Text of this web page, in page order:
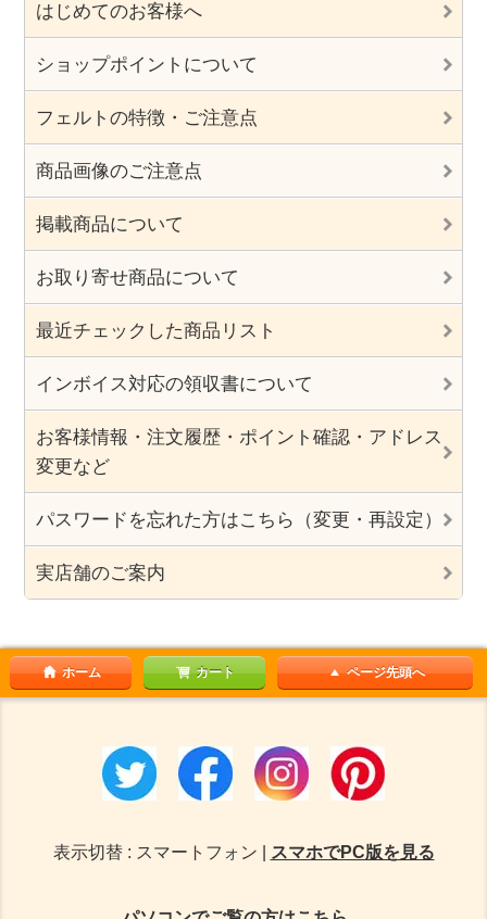
はじめてのお客様へ
ショップポイントについて
フェルトの特徴・ご注意点
商品画像のご注意点
掲載商品について
お取り寄せ商品について
最近チェックした商品リスト
インボイス対応の領収書について
お客様情報・注文履歴・ポイント確認・アドレス
変更など
パスワードを忘れた方はこちら（変更・再設定）
実店舗のご案内
ホーム カート ページ先頭へ
表示切替 : スマートフォン | スマホでPC版を見る